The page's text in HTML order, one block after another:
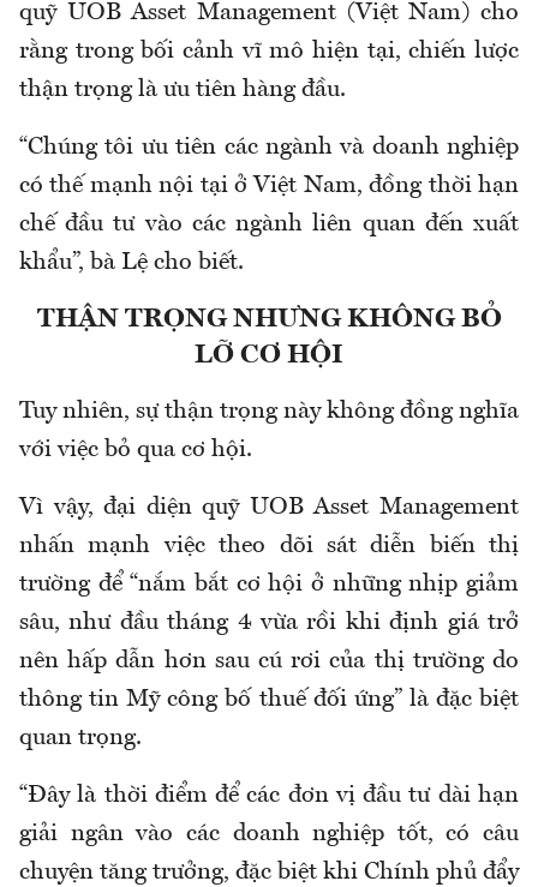
quỹ UOB Asset Management (Việt Nam) cho
rằng trong bối cảnh vĩ mô hiện tại, chiến lược
thận trọng là ưu tiên hàng đầu.
“Chúng tôi ưu tiên các ngành và doanh nghiệp
có thế mạnh nội tại ở Việt Nam, đồng thời hạn
chế đầu tư vào các ngành liên quan đến xuất
khẩu”, bà Lệ cho biết.
THẬN TRỌNG NHƯNG KHÔNG BỎ
LỠ CƠ HỘI
Tuy nhiên, sự thận trọng này không đồng nghĩa
với việc bỏ qua cơ hội.
Vì vậy, đại diện quỹ UOB Asset Management
nhấn mạnh việc theo dõi sát diễn biến thị
trường để “nắm bắt cơ hội ở những nhịp giảm
sâu, như đầu tháng 4 vừa rồi khi định giá trở
nên hấp dẫn hơn sau cú rơi của thị trường do
thông tin Mỹ công bố thuế đối ứng” là đặc biệt
quan trọng.
“Đây là thời điểm để các đơn vị đầu tư dài hạn
giải ngân vào các doanh nghiệp tốt, có câu
chuyện tăng trưởng, đặc biệt khi Chính phủ đẩy